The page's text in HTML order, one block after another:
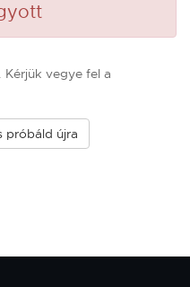
Kérjük vegye fel a
próbáld újra